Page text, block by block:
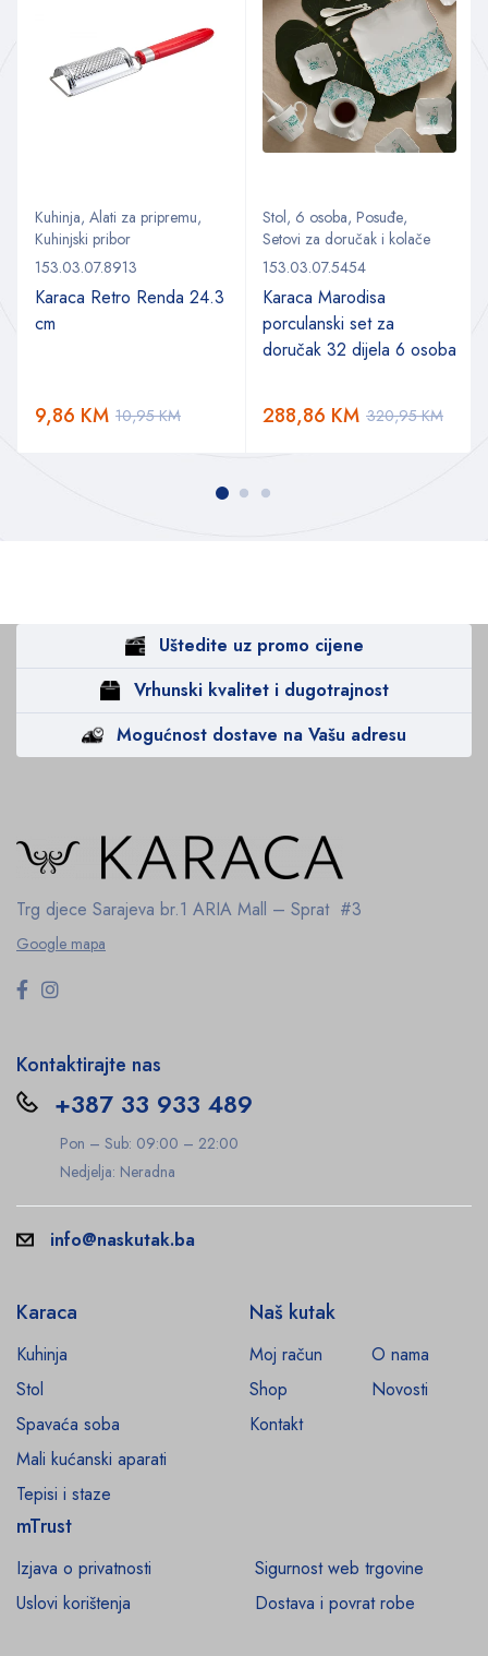
Kuhinja, Alati za pripremu,
Kuhinjski pribor
153.03.07.8913
Karaca Retro Renda 24.3
cm
10,95KM
9,86 KM
Stol, 6 osoba, Posuđe,
Setovi za doručak i kolače
153.03.07.5454
Karaca Marodisa
porculanski set za
doručak 32 dijela 6 osoba
320,95KM
288,86 KM
Uštedite uz promo cijene
Vrhunski kvalitet i dugotrajnost
Mogućnost dostave na Vašu adresu
Trg djece Sarajeva br.1 ARIA Mall – Sprat #3
Google mapa
Kontaktirajte nas
+387 33 933 489
Pon – Sub: 09:00 – 22:00
Nedjelja: Neradna
info@naskutak.ba
Karaca
Kuhinja
Stol
Spavaća soba
Mali kućanski aparati
Tepisi i staze
Naš kutak
Moj račun
O nama
Shop
Novosti
Kontakt
mTrust
Izjava o privatnosti
Sigurnost web trgovine
Uslovi korištenja
Dostava i povrat robe